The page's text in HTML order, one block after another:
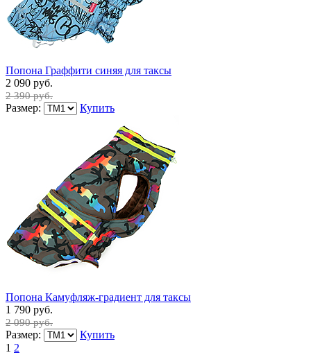
Попона Граффити синяя для таксы
2 090 руб.
2 390 руб.
Размер: Купить
Попона Камуфляж-градиент для таксы
1 790 руб.
2 090 руб.
Размер:
Купить
1 2